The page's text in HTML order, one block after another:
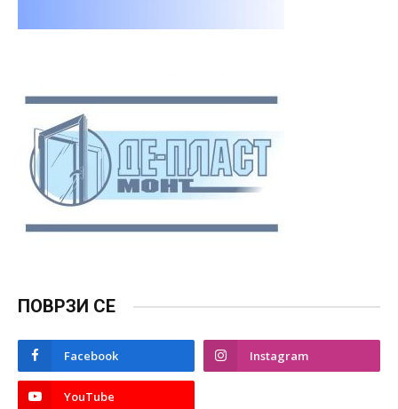
ПОВРЗИ СЕ
Facebook Instagram
YouTube